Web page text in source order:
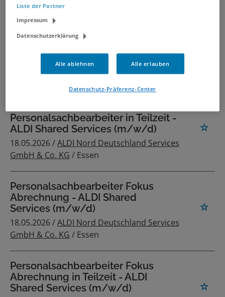
11.07.2026 /Randstad Deutschland
Leverkusen
Shared Services (m/w/d)
18.05.2026 /ALDI Nord Deutschland Services
GmbH & Co. KG/ Essen
Personalsachbearbeiter in Teilzeit -
ALDI Shared Services (m/w/d)
18.05.2026 /ALDI Nord Deutschland Services
GmbH & Co. KG / Essen
Personalsachbearbeiter Fokus
Abrechnung - ALDI Shared
Services (m/w/d)
18.05.2026 /ALDI Nord Deutschland Services
GmbH & Co. KG / Essen
Personalsachbearbeiter Fokus
Abrechnung in Teilzeit - ALDI
Shared Services (m/w/d)
Liste der Partner
Impressum
Datenschutzerklärung
Alle ablehnen Alle erlauben
Datenschutz-Präferenz-Center